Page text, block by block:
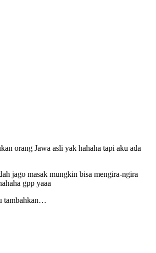
orang Jawa asli yak hahaha tapi aku ada
jago masak mungkin bisa mengira-ngira
gpp yaaa
tambahkan…